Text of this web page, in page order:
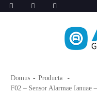
Domus
Producta
F02 – Sensor Alarmae ​​Ianuae